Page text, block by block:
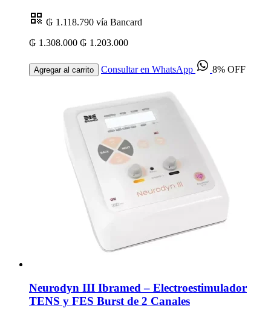
₲ 1.118.790 vía Bancard
₲ 1.308.000 ₲ 1.203.000
Agregar al carrito Consultar en WhatsApp 8% OFF
Neurodyn III Ibramed – Electroestimulador
TENS y FES Burst de 2 Canales